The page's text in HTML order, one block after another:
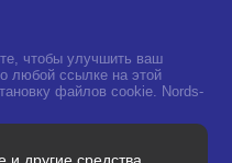
чтобы улучшить ваш
любой ссылке на этой
файлов cookie. Nords-